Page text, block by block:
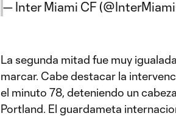
— Inter Miami CF
La segunda mitad fue muy
marcar. Cabe destacar la
el minuto 78, deteniendo un
Portland. El guardameta